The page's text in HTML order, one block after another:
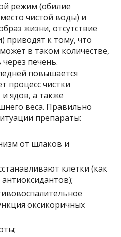
режим (обилие
чистой воды) и
жизни, отсутствие
приводят к тому, что
в таком количестве,
печень.
повышается
процесс чистки
ядов, а также
веса. Правильно
препараты:
от шлаков и
клетки (как
оксикоричных